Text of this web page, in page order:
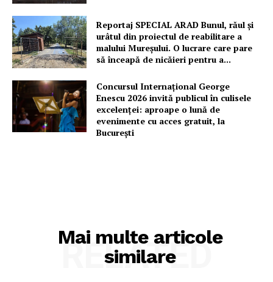
Reportaj SPECIAL ARAD Bunul, răul și
urâtul din proiectul de reabilitare a
malului Mureșului. O lucrare care pare
să înceapă de nicăieri pentru a...
Concursul Internațional George
Enescu 2026 invită publicul în culisele
excelenței: aproape o lună de
evenimente cu acces gratuit, la
București
Mai multe articole
similare
RELATED